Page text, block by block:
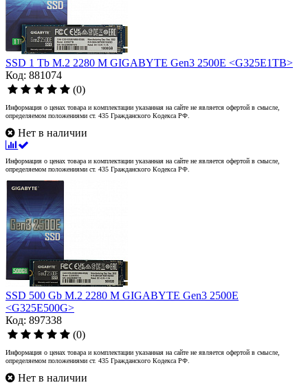
SSD 1 Tb M.2 2280 M GIGABYTE Gen3 2500E <G325E1TB>
Код: 881074
(0)
Информация о ценах товара и комплектации указанная на сайте не является офертой в смысле,
определяемом положениями ст. 435 Гражданского Кодекса РФ.
Нет в наличии
Информация о ценах товара и комплектации указанная на сайте не является офертой в смысле,
определяемом положениями ст. 435 Гражданского Кодекса РФ.
SSD 500 Gb M.2 2280 M GIGABYTE Gen3 2500E
<G325E500G>
Код: 897338
(0)
Информация о ценах товара и комплектации указанная на сайте не является офертой в смысле,
определяемом положениями ст. 435 Гражданского Кодекса РФ.
Нет в наличии